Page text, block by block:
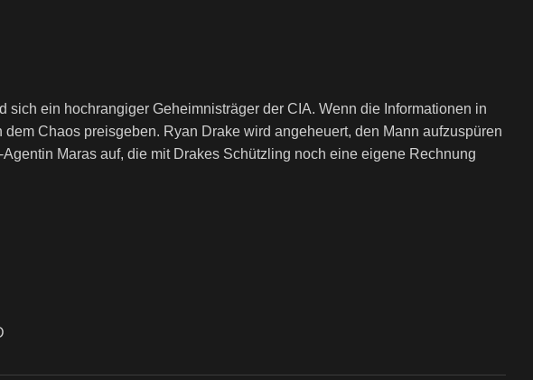
ein hochrangiger Geheimnisträger der CIA. Wenn die Informationen in
Chaos preisgeben. Ryan Drake wird angeheuert, den Mann aufzuspüren
Maras auf, die mit Drakes Schützling noch eine eigene Rechnung